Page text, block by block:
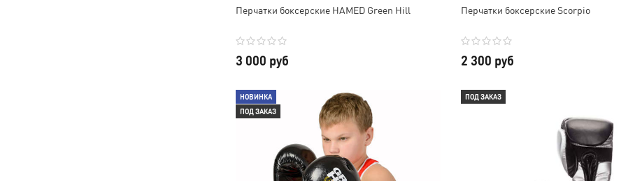
Перчатки боксерские HAMED Green Hill
3 000 руб
Перчатки боксерские Scorpio
2 300 руб
НОВИНКА
ПОД ЗАКАЗ
ПОД ЗАКАЗ